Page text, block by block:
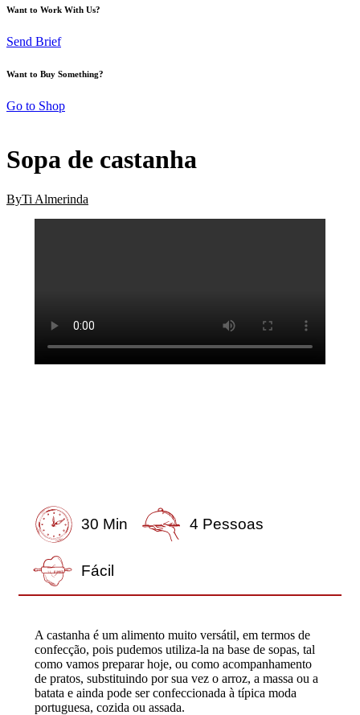
Want to Work With Us?
Send Brief
Want to Buy Something?
Go to Shop
Sopa de castanha
ByTi Almerinda
30 Min 4 Pessoas
Fácil
A castanha é um alimento muito versátil, em termos de
confecção, pois pudemos utiliza-la na base de sopas, tal
como vamos preparar hoje, ou como acompanhamento
de pratos, substituindo por sua vez o arroz, a massa ou a
batata e ainda pode ser confeccionada à típica moda
portuguesa, cozida ou assada.